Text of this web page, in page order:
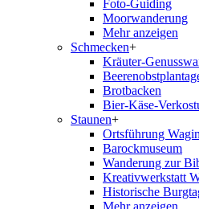
Foto-Guiding
Moorwanderung
Mehr anzeigen
Schmecken+
Kräuter-
Brotbacken
Bier-Käse-
Staunen+
Ortsführung
Barockmuseum
Wanderung zur
Kreativwerkstatt
Historische
Mehr anzeigen